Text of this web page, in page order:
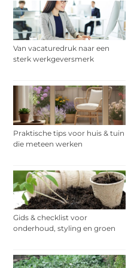
Van vacaturedruk naar een
sterk werkgeversmerk
Praktische tips voor huis & tuin
die meteen werken
Gids & checklist voor
onderhoud, styling en groen